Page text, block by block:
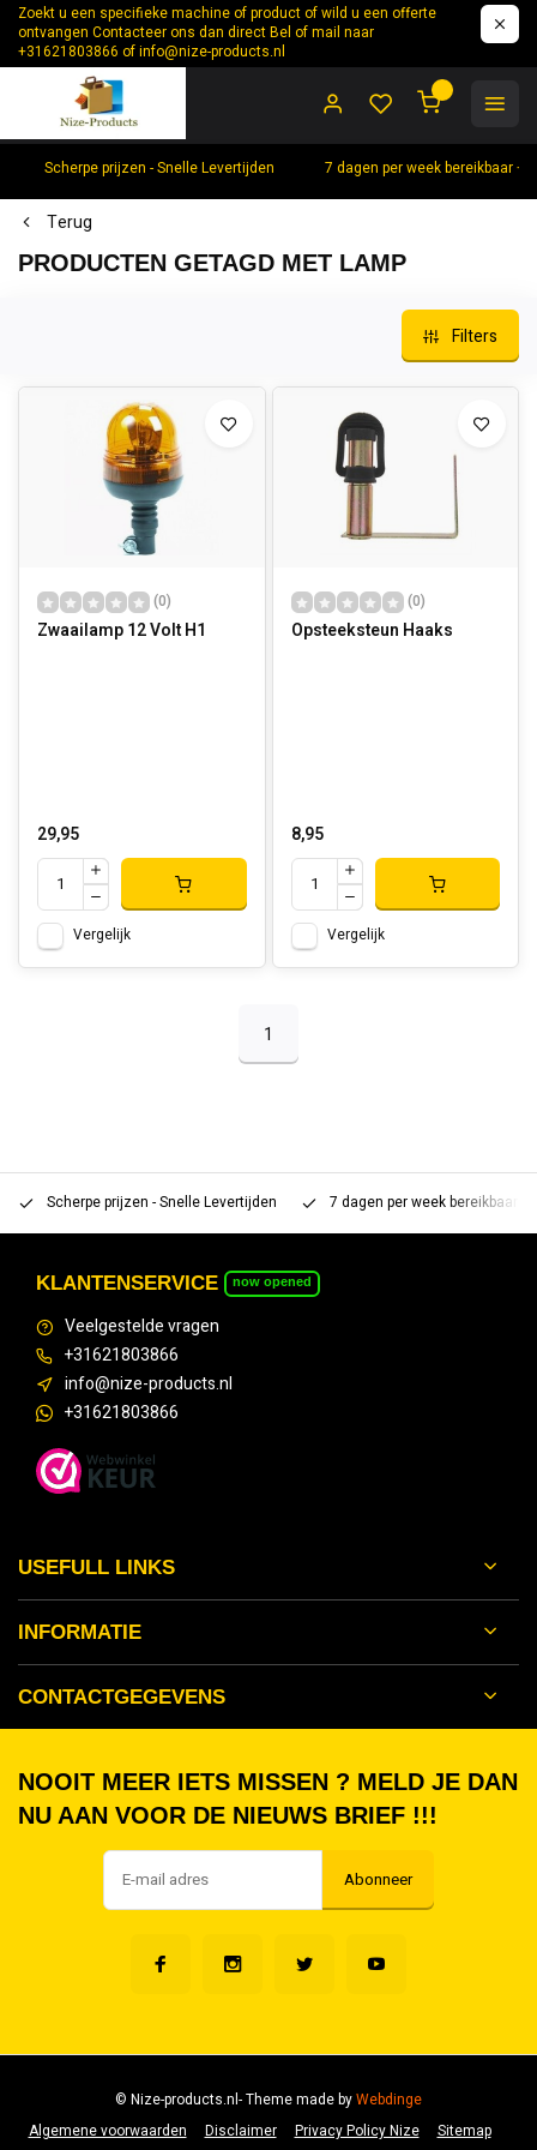
Zoekt u een specifieke machine of product of wild u een offerte
ontvangen Contacteer ons dan direct Bel of mail naar
+31621803866 ofinfo@nize-products.nl
Scherpe prijzen - Snelle Levertijden 7 dagen per week bereikbaar
Terug
PRODUCTEN GETAGD MET LAMP
Filters
(0)
Zwaailamp 12 Volt H1
29,95
Vergelijk
(0)
Opsteeksteun Haaks
8,95
Vergelijk
1
Scherpe prijzen - Snelle Levertijden 7 dagen per week bereikbaar
KLANTENSERVICE now opened
Veelgestelde vragen
+31621803866
info@nize-products.nl
+31621803866
USEFULL LINKS
INFORMATIE
CONTACTGEGEVENS
NOOIT MEER IETS MISSEN ? MELD JE DAN
NU AAN VOOR DE NIEUWS BRIEF !!!
Abonneer
Algemene voorwaarden Disclaimer Privacy Policy Nize Sitemap
© Nize-products.nl- Theme made byWebdinge